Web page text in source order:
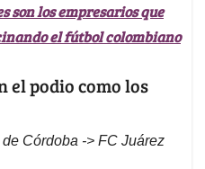
son los empresarios que
el fútbol colombiano
el podio como los
Córdoba -> FC Juárez